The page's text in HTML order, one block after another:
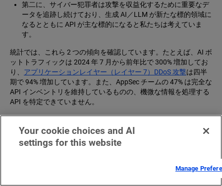
第二に、サイバー犯罪者は攻撃を収益化するために重要なデ
ータを追跡し続けており、生成 AI／LLM が新たな標的領域に
なるとともに API が主な標的になると私たちは考えていま
す。
統計では、これら 2 つの傾向を確認しています。たとえば、AI ボ
ットトラフィックは 2024 年 7 月から前年比で 300% 増加してお
り、 アプリケーションレイヤー（レイヤー 7）DDoS 攻撃は四半
期で 94% 増加しています。また、AppSec チームの 47% は完全な
API インベントリを維持しているものの、機微な情報を処理する
API を特定できていません。
次に、SOTI レポートで検討されたフレームワークの一部につい
て言及します。特に目立ったリソースは次のとおりです。
実際の攻撃アラートをさまざまなフレームワークにマッピン
30%、ISO22%、
Your cookie choices and AI
settings for this website
Manage